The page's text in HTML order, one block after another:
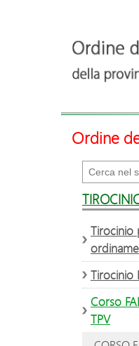
Ordine
Cerca
Tirocinio
Tirocinio
Corso
TPV